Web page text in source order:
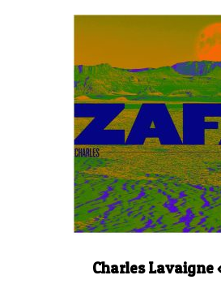
Charles Lavaigne